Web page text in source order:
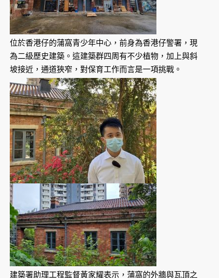
位於香港仔的蒲窩青少年中心，前身為香港仔警署，現
為二級歷史建築。這建築群四周有不少植物，加上與斜
坡接近，通道狹窄，對保育工作而言是一項挑戰。
建築署助理工程監督黃家耀表示，蒲窩的外牆與瓦頂之